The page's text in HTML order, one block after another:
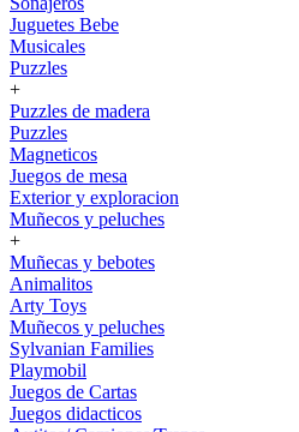
Juguetes Bebe
Musicales
Puzzles
+
Puzzles de madera
Puzzles
Magneticos
Juegos de mesa
Exterior y exploracion
Muñecos y peluches
+
Muñecas y bebotes
Animalitos
Arty Toys
Muñecos y peluches
Sylvanian Families
Playmobil
Juegos de Cartas
Juegos didacticos